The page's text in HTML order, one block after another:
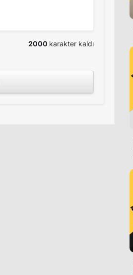
2000 karakter kaldı